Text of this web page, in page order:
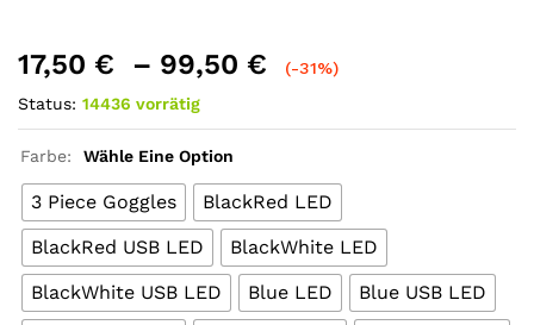
17,50 € – 99,50 €
(-31%)
Status: 14436 vorrätig
Farbe: Wähle Eine Option
3 Piece Goggles
BlackRed LED
BlackRed USB LED
BlackWhite LED
BlackWhite USB LED
Blue LED
Blue USB LED